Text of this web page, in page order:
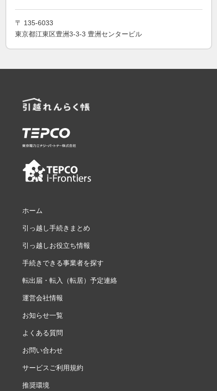
〒 135-6033
東京都江東区豊洲3-3-3 豊洲センタービル
ホーム
引っ越し手続きまとめ
引っ越しお役立ち情報
手続きできる事業者を探す
転出届・転入（転居）予定連絡
運営会社情報
お知らせ一覧
よくある質問
お問い合わせ
サービスご利用規約
推奨環境